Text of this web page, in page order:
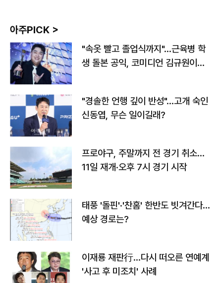
아주PICK >
"속옷 빨고 졸업식까지"…근육병 학
생 돌본 공익, 코미디언 김규원이었
"경솔한 언행 깊이 반성"…고개 숙인
신동엽, 무슨 일이길래?
프로야구, 주말까지 전 경기 취소…
11일 재개·오후 7시 경기 시작
태풍 '돌핀'·'찬홈' 한반도 빗겨간다…
예상 경로는?
이재룡 재판行…다시 떠오른 연예계
'사고 후 미조치' 사례